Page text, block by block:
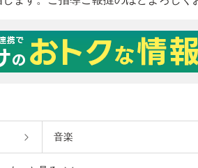
音楽